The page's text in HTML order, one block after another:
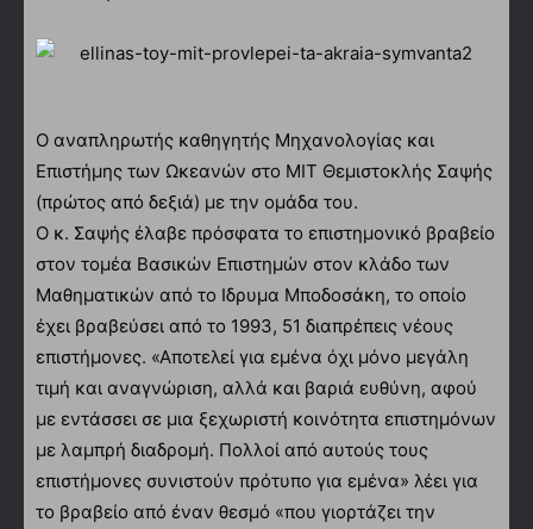
Ο αναπληρωτής καθηγητής Μηχανολογίας και
Επιστήμης των Ωκεανών στο ΜΙΤ Θεμιστοκλής Σαψής
(πρώτος από δεξιά) με την ομάδα του.
Ο κ. Σαψής έλαβε πρόσφατα το επιστημονικό βραβείο
στον τομέα Βασικών Επιστημών στον κλάδο των
Μαθηματικών από το Ιδρυμα Μποδοσάκη, το οποίο
έχει βραβεύσει από το 1993, 51 διαπρέπεις νέους
επιστήμονες. «Αποτελεί για εμένα όχι μόνο μεγάλη
τιμή και αναγνώριση, αλλά και βαριά ευθύνη, αφού
με εντάσσει σε μια ξεχωριστή κοινότητα επιστημόνων
με λαμπρή διαδρομή. Πολλοί από αυτούς τους
επιστήμονες συνιστούν πρότυπο για εμένα» λέει για
το βραβείο από έναν θεσμό «που γιορτάζει την